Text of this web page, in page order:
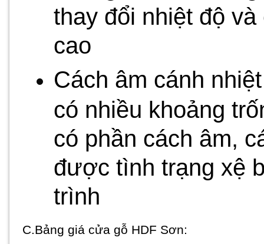
thay đổi nhiệt độ
cao
Cách âm cánh
có nhiều khoảng
có phần cách âm,
được tình trạng xệ
trình
C.Bảng giá cửa gỗ HDF Sơn: